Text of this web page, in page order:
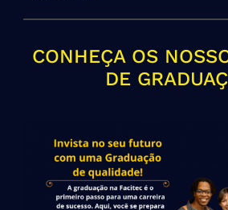
CONHEÇA OS
DE